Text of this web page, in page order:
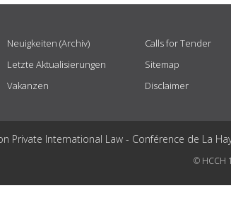
Neuigkeiten (Archiv)
Letzte Aktualisierungen
Vakanzen
Calls for Tender
Sitemap
Disclaimer
Private International Law - Conférence de La
© HCCH